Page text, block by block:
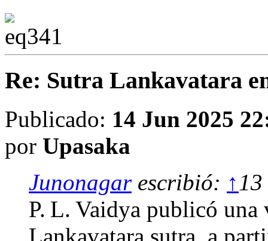
Re: Sutra Lankavatara
Publicado: 14 Jun 2025
por Upasaka
Junonagarescribió: ↑
P. L. Vaidya publicó una